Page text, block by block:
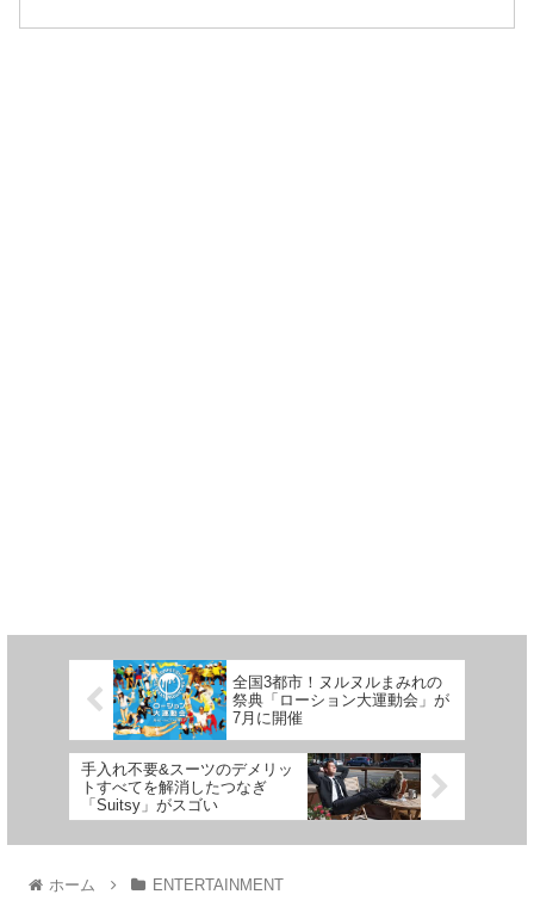
全国3都市！ヌルヌルまみれの
祭典「ローション大運動会」が
7月に開催
手入れ不要&スーツのデメリッ
トすべてを解消したつなぎ
「Suitsy」がスゴい
ホーム ENTERTAINMENT